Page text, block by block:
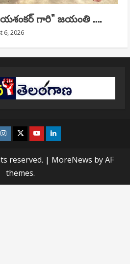
జయశంకర్ గారి” జయంతి ….
6, 2026
Instagram
TwitterYoutubeLinkedin
reserved. | MoreNews by AF
themes.